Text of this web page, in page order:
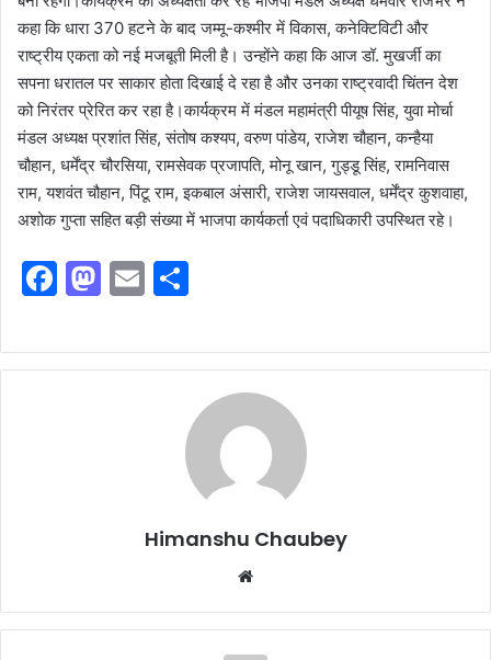
कहा कि धारा 370 हटने के बाद जम्मू-कश्मीर में विकास, कनेक्टिविटी और
राष्ट्रीय एकता को नई मजबूती मिली है। उन्होंने कहा कि आज डॉ. मुखर्जी का
सपना धरातल पर साकार होता दिखाई दे रहा है और उनका राष्ट्रवादी चिंतन देश
को निरंतर प्रेरित कर रहा है।कार्यक्रम में मंडल महामंत्री पीयूष सिंह, युवा मोर्चा
मंडल अध्यक्ष प्रशांत सिंह, संतोष कश्यप, वरुण पांडेय, राजेश चौहान, कन्हैया
चौहान, धर्मेंद्र चौरसिया, रामसेवक प्रजापति, मोनू खान, गुड्डू सिंह, रामनिवास
राम, यशवंत चौहान, पिंटू राम, इकबाल अंसारी, राजेश जायसवाल, धर्मेंद्र कुशवाहा,
अशोक गुप्ता सहित बड़ी संख्या में भाजपा कार्यकर्ता एवं पदाधिकारी उपस्थित रहे।
F
c
e
M
st
o
E
ai
l
ar
e
Himanshu Chaubey